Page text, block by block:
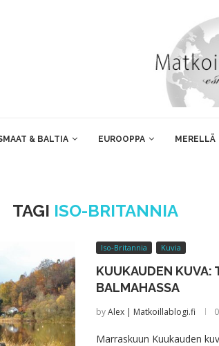
& BALTIA EUROOPPA MERELLÄ
TAGI ISO-BRITANNIA
Iso-Britannia Kuvia
KUUKAUDEN KUVA:
BALMAHASSA
byAlex | Matkoillablogi.fi
Marraskuun Kuukauden